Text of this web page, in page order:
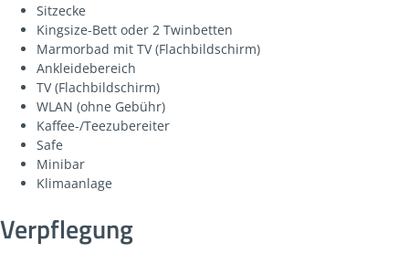
Sitzecke
Kingsize-Bett oder 2 Twinbetten
Marmorbad mit TV (Flachbildschirm)
Ankleidebereich
TV (Flachbildschirm)
WLAN (ohne Gebühr)
Kaffee-/Teezubereiter
Safe
Minibar
Klimaanlage
Verpflegung